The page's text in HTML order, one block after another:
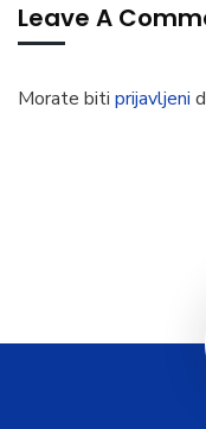
Leave A
Morate biti prijavljeni